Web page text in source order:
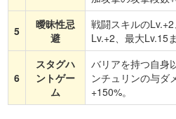
5
曖昧性忌
避
戦闘スキルの
Lv.+2、最大Lv.15ま
6
スタグハ
ントゲー
ム
バリアを持つ自身
ンチュリンの与ダ
+150%。